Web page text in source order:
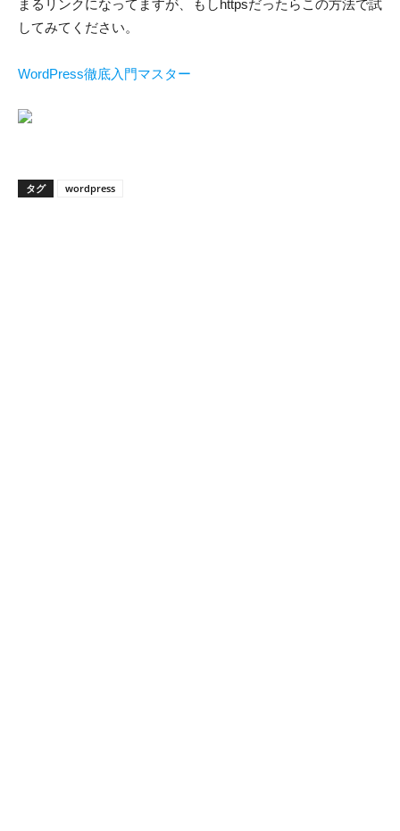
まるリンクになってますが、もしhttpsだったらこの方法で試
してみてください。
WordPress徹底入門マスター
タグ wordpress